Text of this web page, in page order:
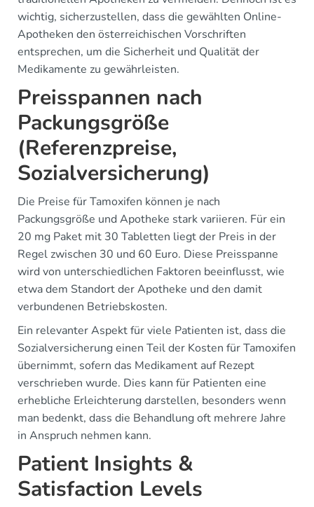
wichtig, sicherzustellen, dass die gewählten Online-
Apotheken den österreichischen Vorschriften
entsprechen, um die Sicherheit und Qualität der
Medikamente zu gewährleisten.
Preisspannen nach
Packungsgröße
(Referenzpreise,
Sozialversicherung)
Die Preise für Tamoxifen können je nach
Packungsgröße und Apotheke stark variieren. Für ein
20 mg Paket mit 30 Tabletten liegt der Preis in der
Regel zwischen 30 und 60 Euro. Diese Preisspanne
wird von unterschiedlichen Faktoren beeinflusst, wie
etwa dem Standort der Apotheke und den damit
verbundenen Betriebskosten.
Ein relevanter Aspekt für viele Patienten ist, dass die
Sozialversicherung einen Teil der Kosten für Tamoxifen
übernimmt, sofern das Medikament auf Rezept
verschrieben wurde. Dies kann für Patienten eine
erhebliche Erleichterung darstellen, besonders wenn
man bedenkt, dass die Behandlung oft mehrere Jahre
in Anspruch nehmen kann.
Patient Insights &
Satisfaction Levels